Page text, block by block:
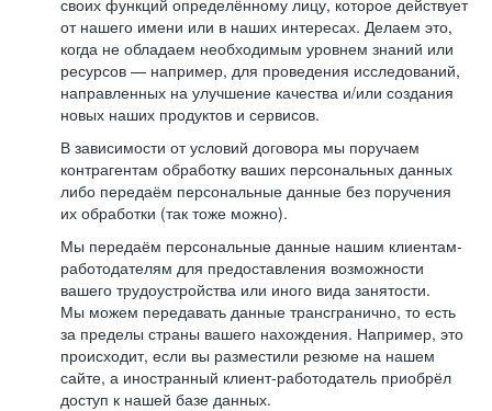
своих функций определённому лицу, которое действует
от нашего имени или в наших интересах. Делаем это,
когда не обладаем необходимым уровнем знаний или
ресурсов — например, для проведения исследований,
направленных на улучшение качества и/или создания
новых наших продуктов и сервисов.
В зависимости от условий договора мы поручаем
контрагентам обработку ваших персональных данных
либо передаём персональные данные без поручения
их обработки (так тоже можно).
Мы передаём персональные данные нашим клиентам-
работодателям для предоставления возможности
вашего трудоустройства или иного вида занятости.
Мы можем передавать данные трансгранично, то есть
за пределы страны вашего нахождения. Например, это
происходит, если вы разместили резюме на нашем
сайте, а иностранный клиент-работодатель приобрёл
доступ к нашей базе данных.